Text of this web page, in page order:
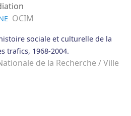
OCIM
sociale et culturelle de la
trafics, 1968-2004.
de la Recherche / Ville